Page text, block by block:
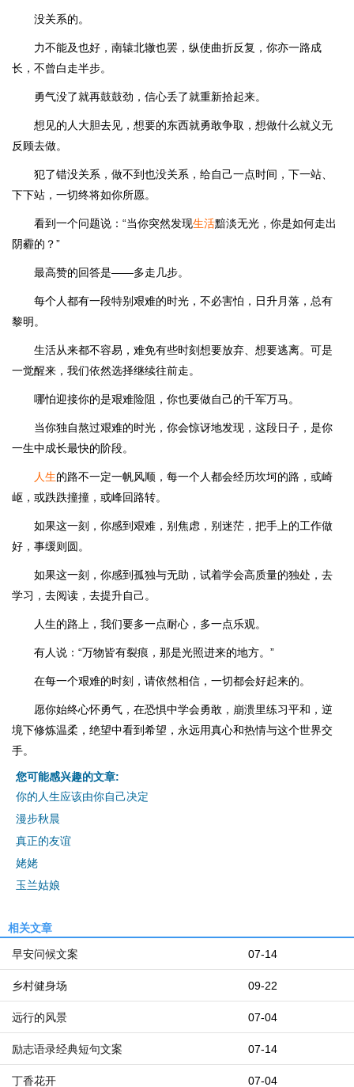
没关系的。
力不能及也好，南辕北辙也罢，纵使曲折反复，你亦一路成
长，不曾白走半步。
勇气没了就再鼓鼓劲，信心丢了就重新拾起来。
想见的人大胆去见，想要的东西就勇敢争取，想做什么就义无
反顾去做。
犯了错没关系，做不到也没关系，给自己一点时间，下一站、
下下站，一切终将如你所愿。
看到一个问题说：“当你突然发现生活黯淡无光，你是如何走出
阴霾的？”
最高赞的回答是——多走几步。
每个人都有一段特别艰难的时光，不必害怕，日升月落，总有
黎明。
生活从来都不容易，难免有些时刻想要放弃、想要逃离。可是
一觉醒来，我们依然选择继续往前走。
哪怕迎接你的是艰难险阻，你也要做自己的千军万马。
当你独自熬过艰难的时光，你会惊讶地发现，这段日子，是你
一生中成长最快的阶段。
人生的路不一定一帆风顺，每一个人都会经历坎坷的路，或崎
岖，或跌跌撞撞，或峰回路转。
如果这一刻，你感到艰难，别焦虑，别迷茫，把手上的工作做
好，事缓则圆。
如果这一刻，你感到孤独与无助，试着学会高质量的独处，去
学习，去阅读，去提升自己。
人生的路上，我们要多一点耐心，多一点乐观。
有人说：“万物皆有裂痕，那是光照进来的地方。”
在每一个艰难的时刻，请依然相信，一切都会好起来的。
愿你始终心怀勇气，在恐惧中学会勇敢，崩溃里练习平和，逆
境下修炼温柔，绝望中看到希望，永远用真心和热情与这个世界交
手。
您可能感兴趣的文章:
你的人生应该由你自己决定
漫步秋晨
真正的友谊
姥姥
玉兰姑娘
相关文章
07-14
早安问候文案
09-22
乡村健身场
07-04
远行的风景
07-14
励志语录经典短句文案
07-04
丁香花开